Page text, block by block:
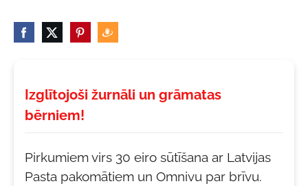
Izglītojoši žurnāli un grāmatas
bērniem!
Pirkumiem virs 30 eiro sūtīšana ar Latvijas
Pasta pakomātiem un Omnivu par brīvu.